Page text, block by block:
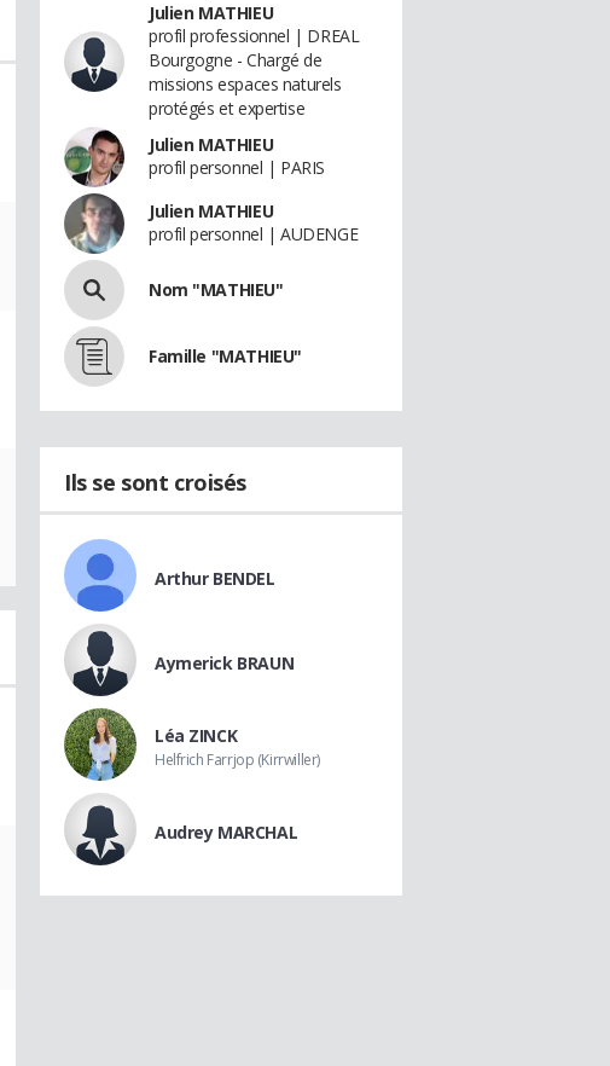
Julien MATHIEU
profil professionnel | DREAL
Bourgogne - Chargé de
missions espaces naturels
protégés et expertise
Julien MATHIEU
profil personnel | PARIS
Julien MATHIEU
profil personnel | AUDENGE
Nom "MATHIEU"
Famille "MATHIEU"
Ils se sont croisés
Arthur BENDEL
Aymerick BRAUN
Léa ZINCK
Helfrich Farrjop (Kirrwiller)
Audrey MARCHAL